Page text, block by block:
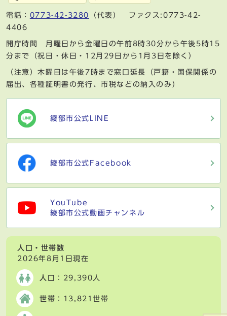
電話： 0773-42-3280
（代表） ファクス:0773-42-
4406
開庁時間 月曜日から金曜日の午前8時30分から午後5時15
分まで（祝日・休日・12月29日から1月3日を除く）
（注意）木曜日は午後7時まで窓口延長（戸籍・国保関係の
届出、各種証明書の発行、市税などの納入のみ）
綾部市公式LINE
綾部市公式Facebook
YouTube
綾部市公式動画チャンネル
人口・世帯数
2026年8月1日現在
人口 ：29,390人
世帯 ：13,821世帯